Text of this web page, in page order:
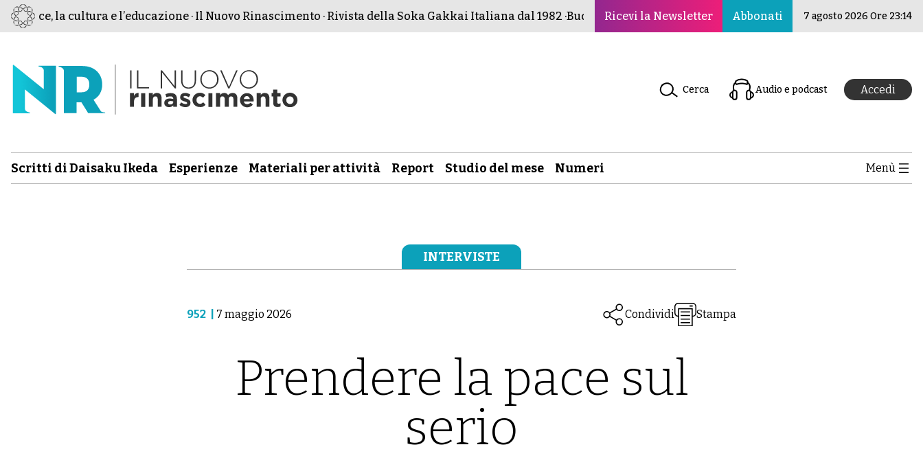
pace, la cultura e l’educazione · Il Nuovo Rinascimento · Rivista della Soka Gakkai Italiana dal 1982 ·Buddismo per la pace, la cultura e l’educazione ·Il Nuovo
Ricevi la Newsletter Abbonati 7 agosto 2026 Ore 23:14
Cerca Audio e podcast Accedi
Scritti di Daisaku Ikeda Esperienze Materiali per attività Report Studio del mese Numeri Menù
INTERVISTE
952 7 maggio 2026 Condividi Stampa
Prendere la pace sul
serio